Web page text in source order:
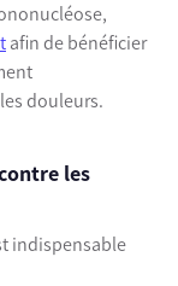
afin de bénéficier
douleurs.
les
indispensable